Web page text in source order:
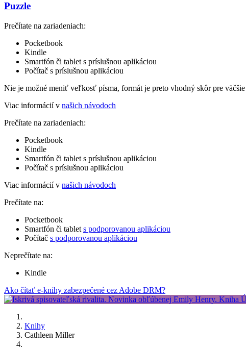
Puzzle
Prečítate na zariadeniach:
Pocketbook
Kindle
Smartfón či tablet s príslušnou aplikáciou
Počítač s príslušnou aplikáciou
Nie je možné meniť veľkosť písma, formát je preto vhodný skôr pre
Viac informácií v našich návodoch
Prečítate na zariadeniach:
Pocketbook
Kindle
Smartfón či tablet s príslušnou aplikáciou
Počítač s príslušnou aplikáciou
Viac informácií v našich návodoch
Prečítate na:
Pocketbook
Smartfón či tablet s podporovanou aplikáciou
Počítač s podporovanou aplikáciou
Neprečítate na:
Kindle
Ako čítať e-knihy zabezpečené cez Adobe DRM?
Knihy
Cathleen Miller